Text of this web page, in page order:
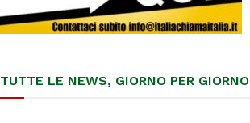
TUTTE LE NEWS, GIORNO PER GIORNO